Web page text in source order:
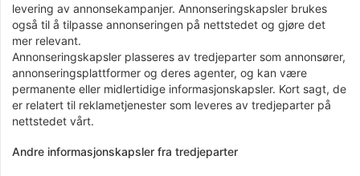
levering av annonsekampanjer. Annonseringskapsler brukes
også til å tilpasse annonseringen på nettstedet og gjøre det
mer relevant.
Annonseringskapsler plasseres av tredjeparter som annonsører,
annonseringsplattformer og deres agenter, og kan være
permanente eller midlertidige informasjonskapsler. Kort sagt, de
er relatert til reklametjenester som leveres av tredjeparter på
nettstedet vårt.
Andre informasjonskapsler fra tredjeparter